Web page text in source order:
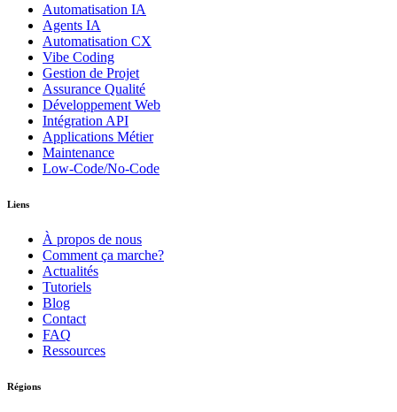
Automatisation IA
Agents IA
Automatisation CX
Vibe Coding
Gestion de Projet
Assurance Qualité
Développement Web
Intégration API
Applications Métier
Maintenance
Low-Code/No-Code
Liens
À propos de nous
Comment ça marche?
Actualités
Tutoriels
Blog
Contact
FAQ
Ressources
Régions